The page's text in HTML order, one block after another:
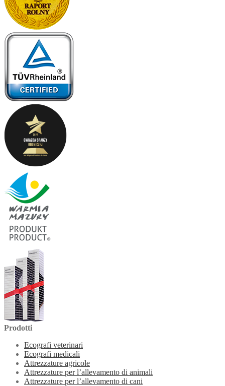
Prodotti
Ecografi veterinari
Ecografi medicali
Attrezzature agricole
Attrezzature per l’allevamento di animali
Attrezzature per l’allevamento di cani